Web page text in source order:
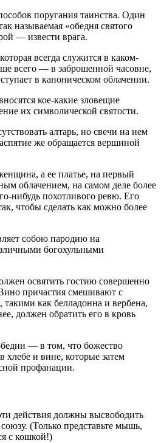
поругания таинства. Один
называемая «обедня святого
— извести врага.
всегда служится в каком-
всего — в заброшенной часовне,
в каноническом облачении.
кое-какие зловещие
их символической святости.
алтарь, но свечи на нем
же обращается вершиной
а ее платье, на первый
облачением, на самом деле более
нибудь похотливого ревю. Его
чтобы сделать как можно более
собою пародию на
богохульными
освятить гостию совершенно
причастия смешивают с
как белладонна и вербена,
должен обратить его в кровь
— в том, что божество
хлебе и вине, которые затем
профанации.
действия должны высвободить
(Только представьте мышь,
с кошкой!)